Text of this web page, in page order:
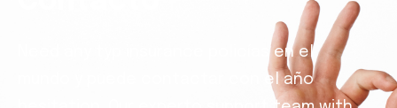
Need any typ insurance policías en el
mundo y puede contactar con el año